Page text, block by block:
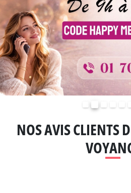
NOS AVIS CLIENTS